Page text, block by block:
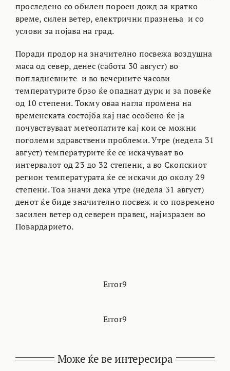
проследено со обилен пороен дожд за кратко
време, силен ветер, електрични празнења и со
услови за појава на град.
Поради продор на значително посвежа воздушна
маса од север, денес (сабота 30 август) во
попладневните и во вечерните часови
температурите брзо ќе опаднат дури и за повеќе
од 10 степени. Токму оваа нагла промена на
временската состојба кај нас особено ќе ја
почувствуваат метеопатите кај кои се можни
поголеми здравствени проблеми. Утре (недела 31
август) температурите ќе се искачуваат во
интервалот од 23 до 32 степени, а во Скопскиот
регион температурата ќе се искачи до околу 29
степени. Тоа значи дека утре (недела 31 август)
денот ќе биде значително посвеж и со повремено
засилен ветер од северен правец, најизразен во
Повардарието.
Error9
Error9
Може ќе ве интересира